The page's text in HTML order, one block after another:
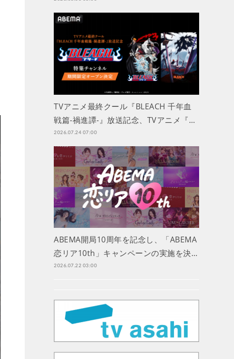
TVアニメ最終クール『BLEACH 千年血
戦篇-禍進譚-』放送記念、TVアニメ『…
2026.07.24 07:00
ABEMA開局10周年を記念し、「ABEMA
恋リア10th」キャンペーンの実施を決…
2026.07.22 03:00